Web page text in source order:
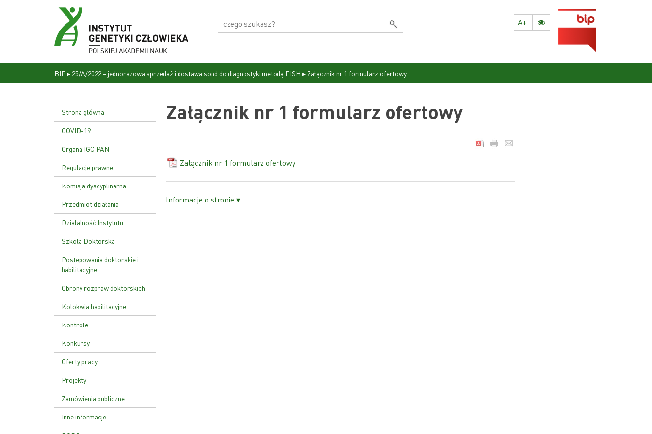
A+
BIP▸ 25/A/2022 – jednorazowa sprzedaż i dostawa sond do diagnostyki metodą FISH ▸ Załącznik nr 1 formularz ofertowy
Strona główna
COVID-19
Organa IGC PAN
Dyrekcja
Rada naukowa
Regulacje prawne
Statut Instytutu
Uchwała nr 17/02
Ustawa o PAN
Komisja dyscyplinarna
Przedmiot działania
Działalność Instytutu
Zakład Genetyki Molekularnej
i Translacyjnej
Zakład Funkcji Kwasów
Nukleinowych
Zakład Patologii Molekularnej
Zakład Zaawansowanych
Terapii Biomedycznych i
Niepłodności
Zakład Genetyki Nowotworów
Zakład Biologii Rozrodu i
Genomiki Gamet
Szkoła Doktorska
Plan zajęć
Rekrutacja
Postępowania doktorskie i
habilitacyjne
Obrony rozpraw doktorskich
Kolokwia habilitacyjne
Kontrole
Kontrola zarządcza
Kontrole zewnętrzne
sprawie kontroli zarządczej
Konkursy
Oferty pracy
Projekty
Zamówienia publiczne
Inne informacje
Załącznik nr 1 formularz ofertowy
Załącznik nr 1 formularz ofertowy
Informacje o stronie ▾